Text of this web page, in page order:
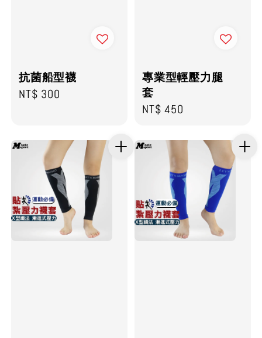
抗菌船型襪
Regular
NT$ 300
專業型輕壓力腿
套
Regular
NT$ 450